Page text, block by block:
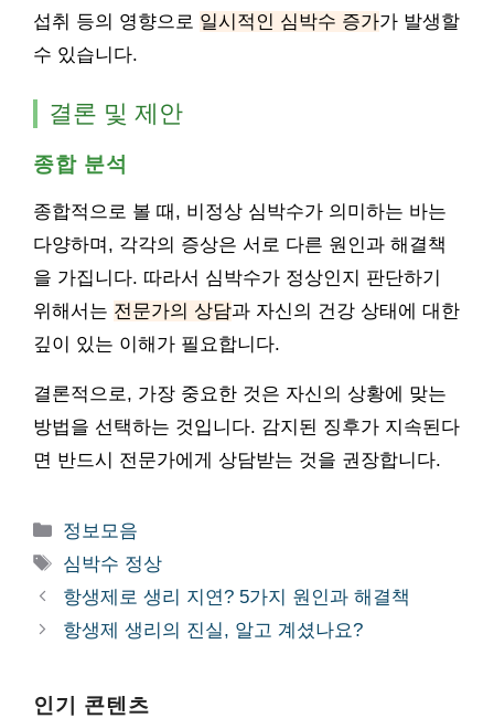
섭취 등의 영향으로 일시적인 심박수 증가가 발생할
수 있습니다.
결론 및 제안
종합 분석
종합적으로 볼 때, 비정상 심박수가 의미하는 바는
다양하며, 각각의 증상은 서로 다른 원인과 해결책
을 가집니다. 따라서 심박수가 정상인지 판단하기
위해서는 전문가의 상담과 자신의 건강 상태에 대한
깊이 있는 이해가 필요합니다.
결론적으로, 가장 중요한 것은 자신의 상황에 맞는
방법을 선택하는 것입니다. 감지된 징후가 지속된다
면 반드시 전문가에게 상담받는 것을 권장합니다.
카
테
리
정보모음
태
그
심박수 정상
항생제로 생리 지연? 5가지 원인과 해결책
항생제 생리의 진실, 알고 계셨나요?
인기 콘텐츠